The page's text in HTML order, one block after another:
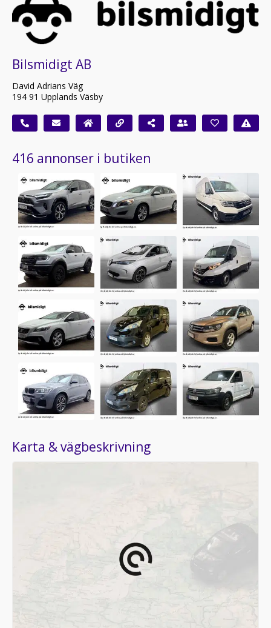
Bilsmidigt AB
David Adrians Väg
194 91 Upplands Väsby
416 annonser i butiken
Karta & vägbeskrivning